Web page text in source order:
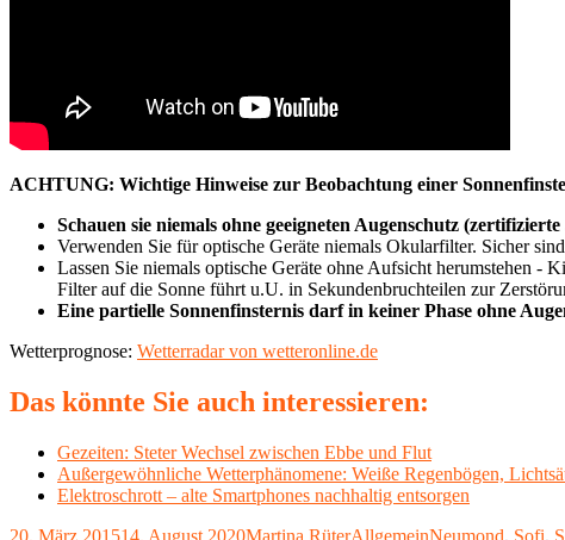
ACHTUNG: Wichtige Hinweise zur Beobachtung einer
Schauen sie niemals ohne geeigneten Augenschutz
Verwenden Sie für optische Geräte niemals Okularfilter. Sicher
Lassen Sie niemals optische Geräte ohne Aufsicht herumstehen -
Filter auf die Sonne führt u.U. in Sekundenbruchteilen zur
Eine partielle Sonnenfinsternis darf in keiner Phase ohne
Wetterprognose: Wetterradar von wetteronline.de
Das könnte Sie auch interessieren:
Gezeiten: Steter Wechsel zwischen Ebbe und Flut
Außergewöhnliche Wetterphänomene: Weiße Regenbögen,
Elektroschrott – alte Smartphones nachhaltig entsorgen
Veröffentlicht
20. März 201514. August 2020Autor
Martina RüterKategorien
AllgemeinSchlagwörter
Neumond, Sofi,